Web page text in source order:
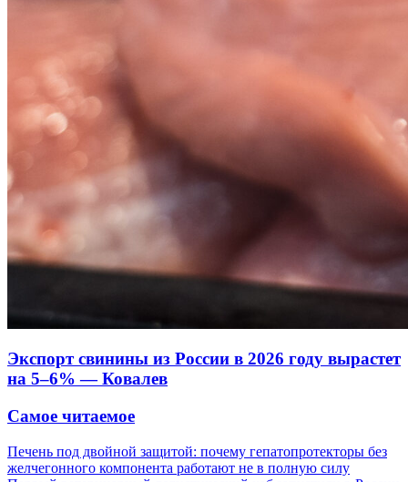
Экспорт свинины из России в 2026 году вырастет
на 5–6% — Ковалев
Самое читаемое
Печень под двойной защитой: почему гепатопротекторы без
желчегонного компонента работают не в полную силу